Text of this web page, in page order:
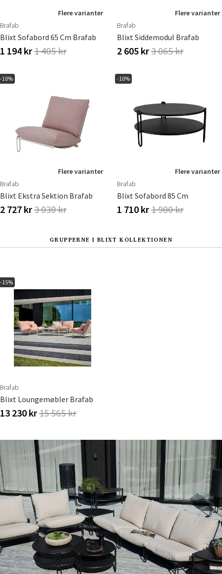
Flere varianter
Brafab
Blixt Sofabord 65 Cm Brafab
1 194 kr1 405 kr
Flere varianter
Brafab
Blixt Siddemodul Brafab
2 605 kr3 065 kr
-10%
Flere varianter
Brafab
Blixt Ekstra Sektion Brafab
2 727 kr3 030 kr
-10%
Flere varianter
Brafab
Blixt Sofabord 85 Cm
1 710 kr1 900 kr
GRUPPERNE I BLIXT KOLLEKTIONEN
-15%
Brafab
Blixt Loungemøbler Brafab
13 230 kr15 565 kr